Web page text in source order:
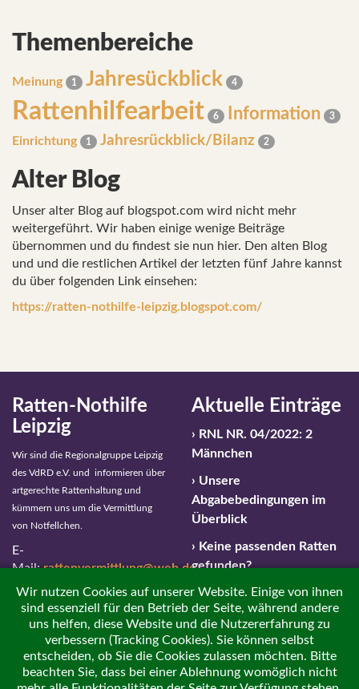
Themenbereiche
Meinung 1 Jahresückblick 4
Rattenhilfearbeit 6 Information 3
Einrichtung 1 Jahresrückblick/Bilanz 2
Alter Blog
Unser alter Blog auf blogspot.com wird nicht mehr
weitergeführt. Wir haben einige wenige Beiträge
übernommen und du findest sie nun hier. Den alten Blog
und und die restlichen Artikel der letzten fünf Jahre kannst
du über folgenden Link einsehen:
https://ratten-nothilfe-leipzig.blogspot.com/
Ratten-Nothilfe
Leipzig
Wir sind die Regionalgruppe Leipzig
des VdRD e.V. und informieren über
artgerechte Rattenhaltung und
kümmern uns um die Vermittlung
von Notfellchen.
E-
Mail:rattenvermittlung@web.de
Notfallnummer: 01 63 –
459 596 4
Aktuelle Einträge
RNL NR. 04/2022: 2
Männchen
Unsere
Abgabebedingungen im
Überblick
Keine passenden Ratten
gefunden?
Impressum / Haftungsausschluss
Datenschutzerklärung
Wir nutzen Cookies auf unserer Website. Einige von ihnen
sind essenziell für den Betrieb der Seite, während andere
uns helfen, diese Website und die Nutzererfahrung zu
verbessern (Tracking Cookies). Sie können selbst
entscheiden, ob Sie die Cookies zulassen möchten. Bitte
beachten Sie, dass bei einer Ablehnung womöglich nicht